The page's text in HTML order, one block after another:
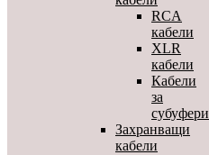
RCA
кабели
XLR
кабели
Кабели
за
субуфери
Захранващи
кабели